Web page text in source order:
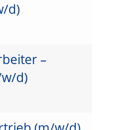
d)
–
d)